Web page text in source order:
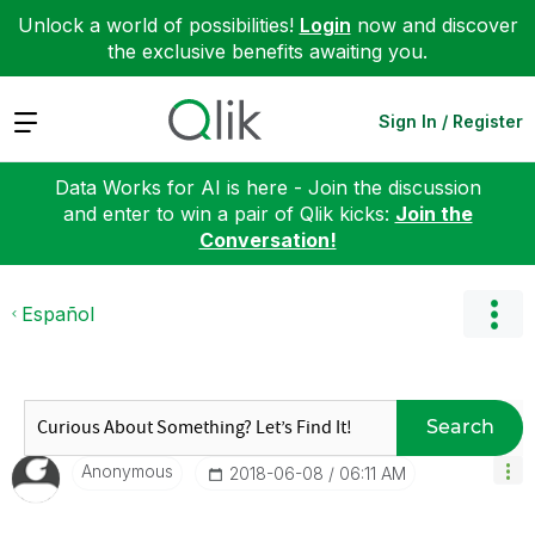
Unlock a world of possibilities! Login now and discover
the exclusive benefits awaiting you.
Expand Sign In / Register
Data Works for AI is here - Join the discussion
and enter to win a pair of Qlik kicks: Join the
Conversation!
Español
Search
Anonymous ‎2018-06-08 06:11 AM